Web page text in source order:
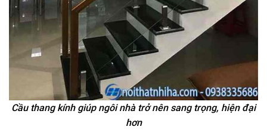
Cầu thang kính giúp ngôi nhà trở nên sang trọng, hiện đại
hơn